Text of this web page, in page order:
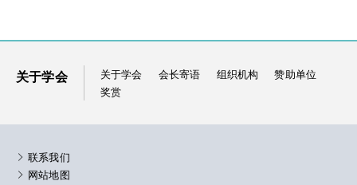
关于学会 关于学会 会长寄语 组织机构
赞助单位
奖赏
联系我们
网站地图